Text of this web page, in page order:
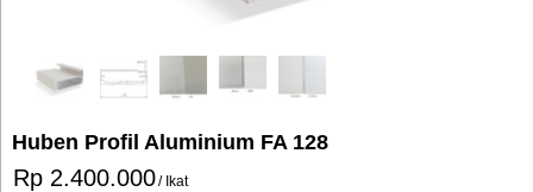
Huben Profil Aluminium FA 128
Rp 2.400.000/ Ikat